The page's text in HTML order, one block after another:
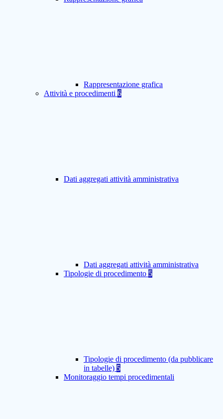
Rappresentazione grafica
Attività e procedimenti 6
Dati aggregati attività amministrativa
Dati aggregati attività amministrativa
Tipologie di procedimento 5
Tipologie di procedimento (da pubblicare
in tabelle) 5
Monitoraggio tempi procedimentali